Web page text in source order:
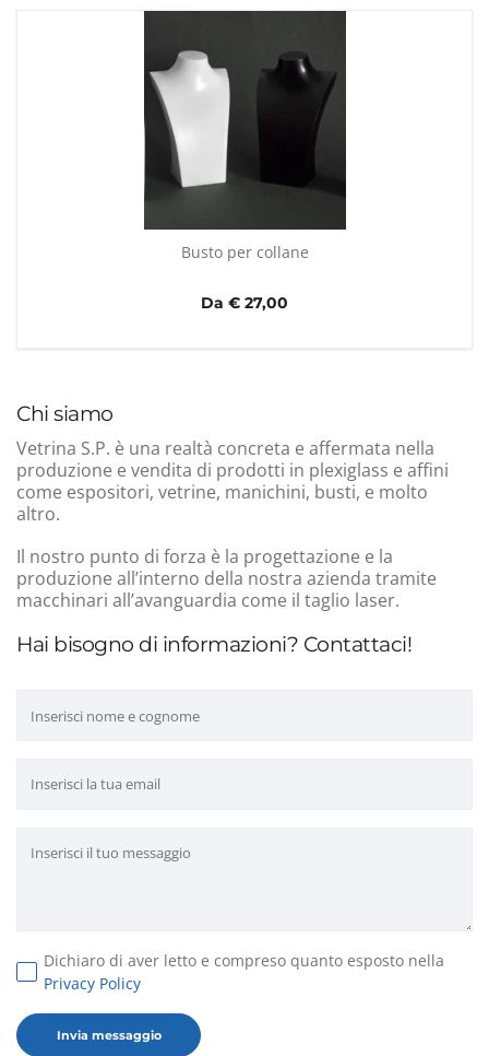
Hai bisogno di informazioni? Contattaci!
Dichiaro di aver letto e compreso quanto esposto nella
Privacy Policy
Chi siamo
Vetrina S.P. è una realtà concreta e affermata nella
produzione e vendita di prodotti in plexiglass e affini
come espositori, vetrine, manichini, busti, e molto
altro.
Il nostro punto di forza è la progettazione e la
produzione all’interno della nostra azienda tramite
macchinari all’avanguardia come il taglio laser.
Busto per collane
Da € 27,00